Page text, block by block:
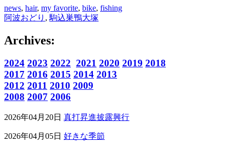
news, hair, my favorite, bike, fishing
阿波おどり , 駒込巣鴨大塚
Archives:
2024 2023 2022 2021 2020 2019 2018
2017 2016 2015 2014 2013
2012 2011 2010 2009
2008 2007 2006
2026年04月20日 真打昇進披露興行
2026年04月05日 好きな季節